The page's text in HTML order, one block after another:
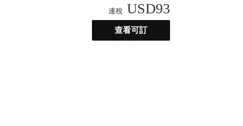
連稅 USD93
查看可訂